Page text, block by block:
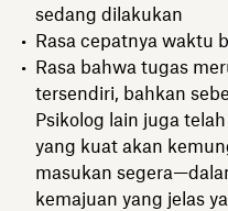
sedang dilakukan
Rasa cepatnya waktu
Rasa bahwa tugas
tersendiri, bahkan
Psikolog lain juga
yang kuat akan
masukan
kemajuan yang jelas